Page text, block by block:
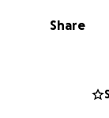
gastos para
para
en el torneo
Share